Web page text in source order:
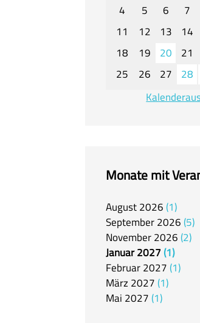
4
5 6 7
11
12 13 14
18
19 20 21
25
26 27 28
Monate mit
August2026 1
September2026 5
November2026 2
Januar2027 1
Februar2027 1
März 2027 1
Mai 2027 1